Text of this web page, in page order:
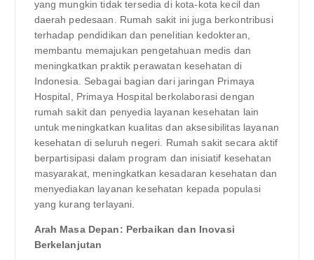
yang mungkin tidak tersedia di kota-kota kecil dan
daerah pedesaan. Rumah sakit ini juga berkontribusi
terhadap pendidikan dan penelitian kedokteran,
membantu memajukan pengetahuan medis dan
meningkatkan praktik perawatan kesehatan di
Indonesia. Sebagai bagian dari jaringan Primaya
Hospital, Primaya Hospital berkolaborasi dengan
rumah sakit dan penyedia layanan kesehatan lain
untuk meningkatkan kualitas dan aksesibilitas layanan
kesehatan di seluruh negeri. Rumah sakit secara aktif
berpartisipasi dalam program dan inisiatif kesehatan
masyarakat, meningkatkan kesadaran kesehatan dan
menyediakan layanan kesehatan kepada populasi
yang kurang terlayani.
Arah Masa Depan: Perbaikan dan Inovasi
Berkelanjutan